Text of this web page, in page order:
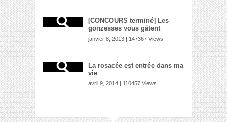
[CONCOURS terminé] Les
gonzesses vous gâtent
janvier 8, 2013 | 147367 Views
La rosacée est entrée dans ma
vie
avril 9, 2014 | 110457 Views